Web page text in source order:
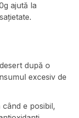
ajută la
după o
excesiv de
e posibil,